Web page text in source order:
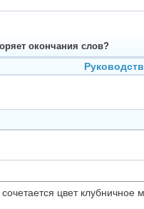
окончания слов?
цвет клубничное